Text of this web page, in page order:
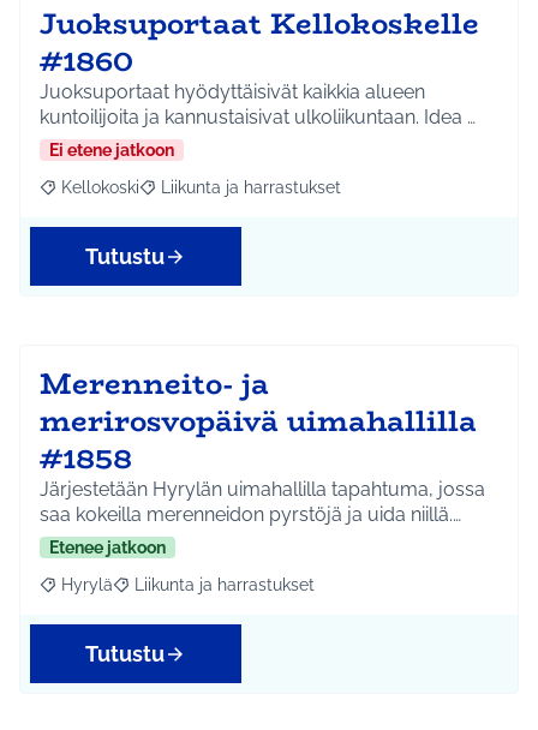
Juoksuportaat Kellokoskelle
#1860
Juoksuportaat hyödyttäisivät kaikkia alueen
kuntoilijoita ja kannustaisivat ulkoliikuntaan. Idea …
Ei etene jatkoon
Rajaa tulokset aihepiirin mukaan: Kellokoski
Kellokoski Rajaa tulokset teeman mukaan: Liikunta ja
Liikunta ja harrastukset
Tutustu
Merenneito- ja
merirosvopäivä uimahallilla
#1858
Järjestetään Hyrylän uimahallilla tapahtuma, jossa
saa kokeilla merenneidon pyrstöjä ja uida niillä.…
Etenee jatkoon
Rajaa tulokset aihepiirin mukaan: Hyrylä
Hyrylä Rajaa tulokset teeman mukaan: Liikunta ja
Liikunta ja harrastukset
Tutustu